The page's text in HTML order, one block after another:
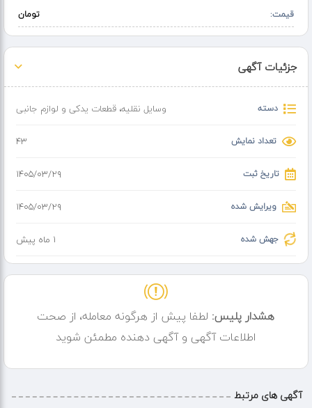
قیمت: تومان
جزئیات آگهی
دسته وسایل نقلیه،قطعات یدکی و لوازم جانبی
تعداد نمایش 43
تاریخ ثبت ۱۴۰۵/۰۳/۲۹
ویرایش شده ۱۴۰۵/۰۳/۲۹
جهش شده 1 ماه پیش
هشدار پلیس: لطفا پیش از هرگونه معامله، از صحت
اطلاعات آگهی و آگهی دهنده مطمئن شوید
آگهی های مرتبط